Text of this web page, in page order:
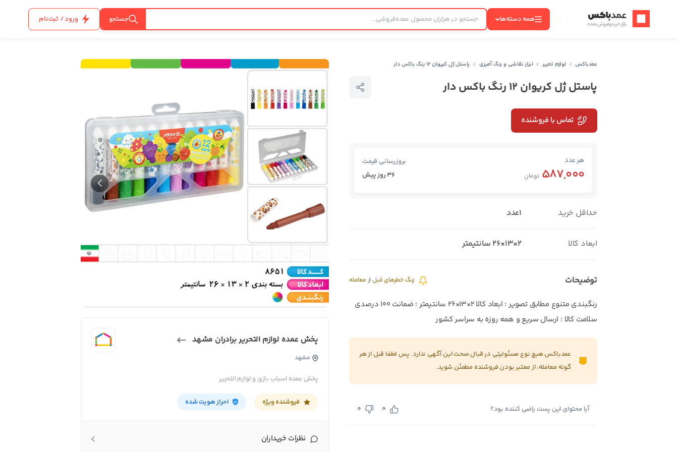
عمدباکس — بازگشت به صفحه اصلی همه دسته‌ها جستجو ورود / ثبت‌نام
عمدباکس لوازم تحریر ابزار نقاشی و رنگ آمیزی پاستل ژل کریوان ۱۲ رنگ باکس دار
پاستل ژل کریوان ۱۲ رنگ باکس دار
تماس با فروشنده
هر عدد بروزرسانی قیمت
587,000 تومان 36 روز پیش
حداقل خرید 1عدد
ابعاد کالا ۲×۱۳×۲۶ سانتیمتر
توضیحات زنگ خطرهای قبل از معامله
رنگبندی متنوع مطابق تصویر ؛ ابعاد کالا ۲×۱۳×۲۶ سانتیمتر ؛ ضمانت ۱۰۰ درصدی
سلامت کالا ؛ ارسال سریع و همه روزه به سراسر کشور
عمدباکس هیچ نوع مسئولیتی در قبال صحت این آگهی ندارد. پس لطفا قبل از هر
گونه معامله، از معتبر بودن فروشنده مطمئن شوید.
آیا محتوای این پست راضی کننده بود؟ 0
0
پخش عمده لوازم التحریر برادران مشهد
مشهد
پخش عمده اسباب بازی و لوازم التحریر
فروشنده ویژه احراز هویت شده
نظرات خریداران
بستن
اطلاعات تماس
رو به
09903353100